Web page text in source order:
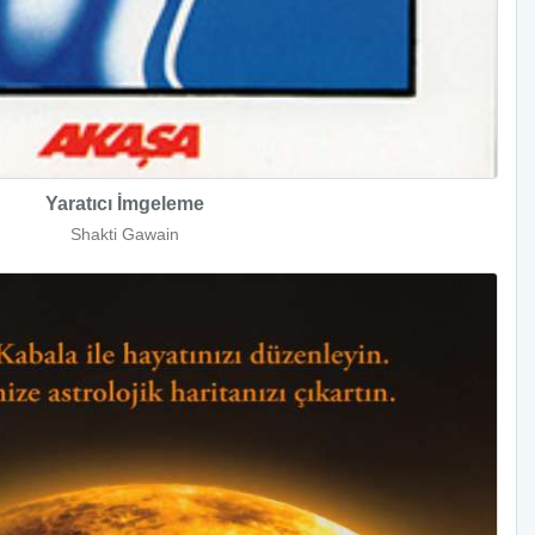
Yaratıcı İmgeleme
Shakti Gawain